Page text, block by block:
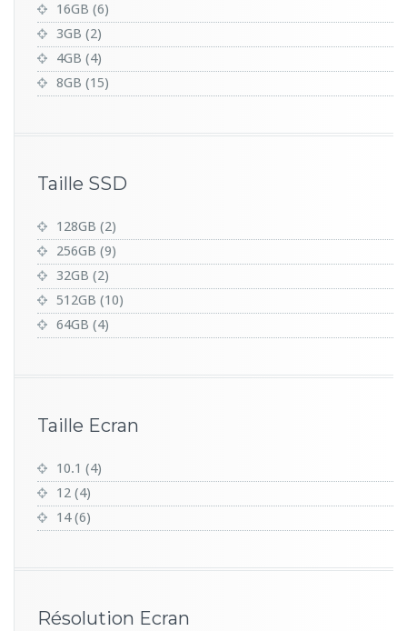
16GB (6)
3GB (2)
4GB (4)
8GB (15)
Taille SSD
128GB (2)
256GB (9)
32GB (2)
512GB (10)
64GB (4)
Taille Ecran
10.1 (4)
12 (4)
14 (6)
Résolution Ecran